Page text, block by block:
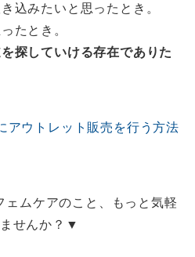
込みたいと思ったとき。
たとき。
探していける存在でありた
アウトレット販売を行う方法
ムケアのこと、もっと気軽
せんか？▼